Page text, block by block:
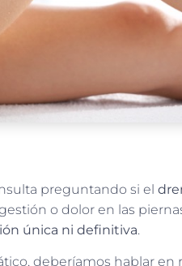
preguntando si el
o dolor en las
única ni definitiva.
deberíamos hablar en